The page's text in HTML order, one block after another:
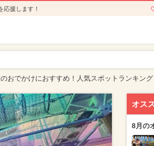
応援します！
おでかけにおすすめ！人気スポットランキング
オス
8月の